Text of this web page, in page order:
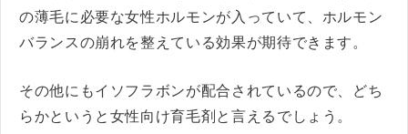
の薄毛に必要な女性ホルモンが入っていて、ホルモン
バランスの崩れを整えている効果が期待できます。
その他にもイソフラボンが配合されているので、どち
らかというと女性向け育毛剤と言えるでしょう。